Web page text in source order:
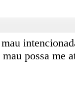
possa me